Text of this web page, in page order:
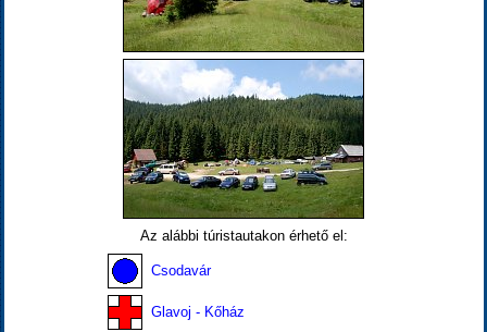
Az alábbi túristautakon érhető el:
Csodavár
Glavoj - Kőház